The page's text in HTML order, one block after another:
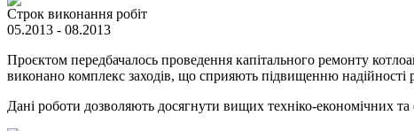
Строк виконання робіт
05.2013 - 08.2013
Проєктом передбачалось проведення капітального ремонту
виконано комплекс заходів, що сприяють підвищенню надійності
Дані роботи дозволяють досягнути вищих техніко-економічних